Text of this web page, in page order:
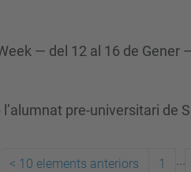
— del 12 al 16 de Gener
pre-universitari de
< 10 elements anteriors 1